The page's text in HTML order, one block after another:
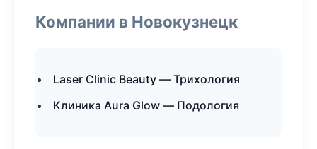
Компании в Новокузнецк
Laser Clinic Beauty — Трихология
Клиника Aura Glow — Подология